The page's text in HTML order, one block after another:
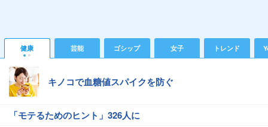
健康 芸能 ゴシップ 女子 トレンド
キノコで血糖値スパイクを防ぐ
「モテるためのヒント」326人に